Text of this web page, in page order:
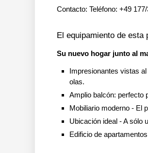
Contacto: Teléfono: +49
El equipamiento de esta
Su nuevo hogar junto al
Impresionantes vistas
olas.
Amplio balcón: perfecto
Mobiliario moderno - El
Ubicación ideal - A sólo
Edificio de